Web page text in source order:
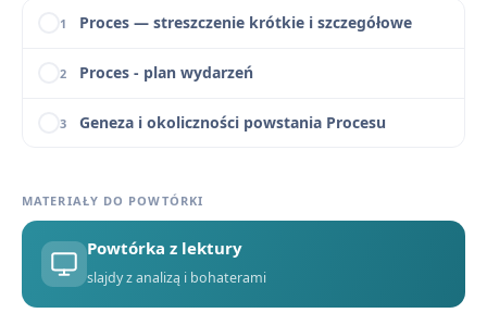
1 Proces — streszczenie krótkie i szczegółowe
2 Proces - plan wydarzeń
3 Geneza i okoliczności powstania Procesu
5 Problematyka i interpretacje Procesu
6 Znaczenie tytułu powieści Proces
MATERIAŁY DO POWTÓRKI
Powtórka z lektury
slajdy z analizą i bohaterami